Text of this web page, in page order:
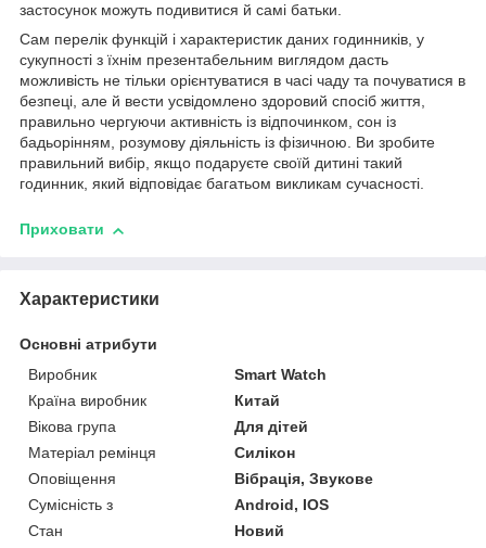
застосунок можуть подивитися й самі батьки.
Сам перелік функцій і характеристик даних годинників, у
сукупності з їхнім презентабельним виглядом дасть
можливість не тільки орієнтуватися в часі чаду та почуватися в
безпеці, але й вести усвідомлено здоровий спосіб життя,
правильно чергуючи активність із відпочинком, сон із
бадьорінням, розумову діяльність із фізичною. Ви зробите
правильний вибір, якщо подаруєте своїй дитині такий
годинник, який відповідає багатьом викликам сучасності.
Приховати
Характеристики
Основні атрибути
Виробник
Smart Watch
Країна виробник
Китай
Вікова група
Для дітей
Матеріал ремінця
Силікон
Оповіщення
Вібрація, Звукове
Сумісність з
Android, IOS
Стан
Новий